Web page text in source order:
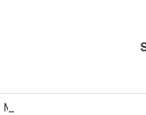
Mac-ում ավելի շատ